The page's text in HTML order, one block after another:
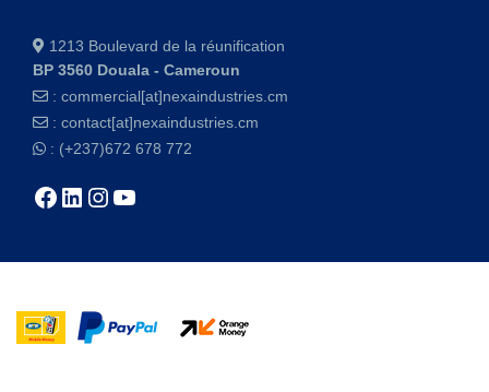
1213 Boulevard de la réunification
BP 3560 Douala - Cameroun
: commercial[at]nexaindustries.cm
: contact[at]nexaindustries.cm
: (+237)672 678 772